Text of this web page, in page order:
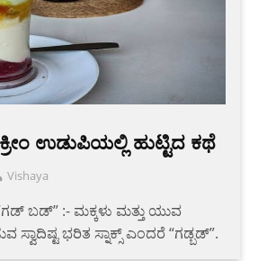
ಉಡುಪಿಯಲ್ಲಿ ಹುಟ್ಟಿದ ಕಥೆ
Vishaya
ಬಡ್” :- ಮಕ್ಕಳು ಮತ್ತು ಯುವ
ಸ್ವಾದಿಷ್ಟ ಭರಿತ ಸ್ನಾಕ್ಸ್ ಎಂದರೆ “ಗಡ್ಬಡ್”.